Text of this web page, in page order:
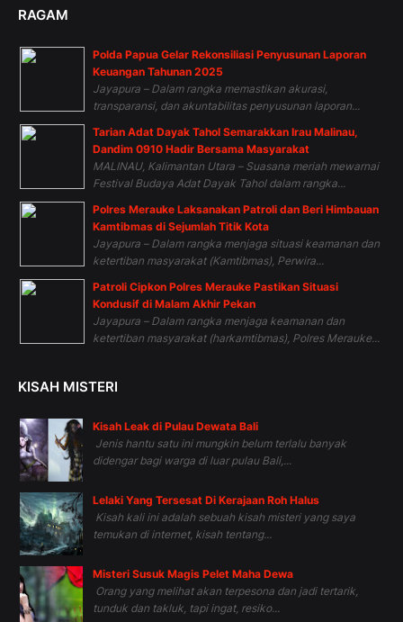
RAGAM
Polda Papua Gelar Rekonsiliasi Penyusunan Laporan
Keuangan Tahunan 2025
Jayapura – Dalam rangka memastikan akurasi,
transparansi, dan akuntabilitas penyusunan laporan...
Tarian Adat Dayak Tahol Semarakkan Irau Malinau,
Dandim 0910 Hadir Bersama Masyarakat
MALINAU, Kalimantan Utara – Suasana meriah mewarnai
Festival Budaya Adat Dayak Tahol dalam rangka...
Polres Merauke Laksanakan Patroli dan Beri Himbauan
Kamtibmas di Sejumlah Titik Kota
Jayapura – Dalam rangka menjaga situasi keamanan dan
ketertiban masyarakat (Kamtibmas), Perwira...
Patroli Cipkon Polres Merauke Pastikan Situasi
Kondusif di Malam Akhir Pekan
Jayapura – Dalam rangka menjaga keamanan dan
ketertiban masyarakat (harkamtibmas), Polres Merauke...
KISAH MISTERI
Kisah Leak di Pulau Dewata Bali
Jenis hantu satu ini mungkin belum terlalu banyak
didengar bagi warga di luar pulau Bali,...
Lelaki Yang Tersesat Di Kerajaan Roh Halus
Kisah kali ini adalah sebuah kisah misteri yang saya
temukan di internet, kisah tentang...
Misteri Susuk Magis Pelet Maha Dewa
Orang yang melihat akan terpesona dan jadi tertarik,
tunduk dan takluk, tapi ingat, resiko...